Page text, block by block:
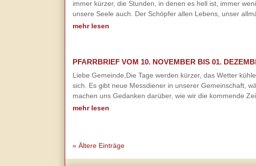
immer kürzer, die Stunden, in denen es hell ist, immer
unsere Seele auch. Der Schöpfer allen Lebens, unser
mehr lesen
PFARRBRIEF VOM 10. NOVEMBER BIS 01.
Liebe Gemeinde,Die Tage werden kürzer, das Wetter
sich. Es gibt neue Messdiener in unserer Gemeinschaft,
machen uns Gedanken darüber, wie wir die kommende
mehr lesen
« Ältere Einträge